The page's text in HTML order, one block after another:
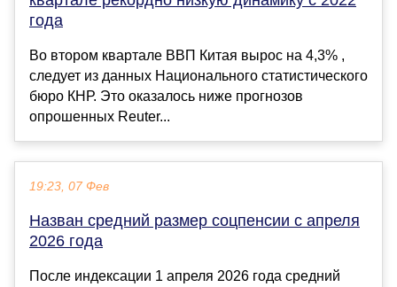
года
Во втором квартале ВВП Китая вырос на 4,3% ,
следует из данных Национального статистического
бюро КНР. Это оказалось ниже прогнозов
опрошенных Reuter...
19:23, 07 Фев
Назван средний размер соцпенсии с апреля
2026 года
После индексации 1 апреля 2026 года средний